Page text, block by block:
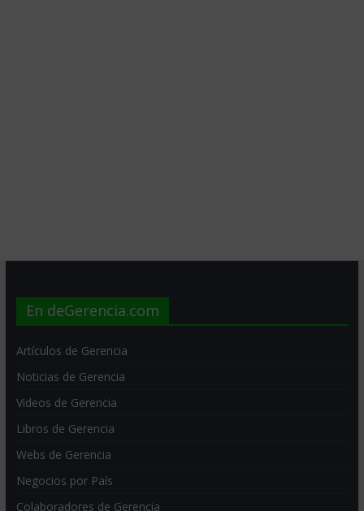
En deGerencia.com
Artículos de Gerencia
Noticias de Gerencia
Videos de Gerencia
Libros de Gerencia
Webs de Gerencia
Negocios por País
Colaboradores de Gerencia